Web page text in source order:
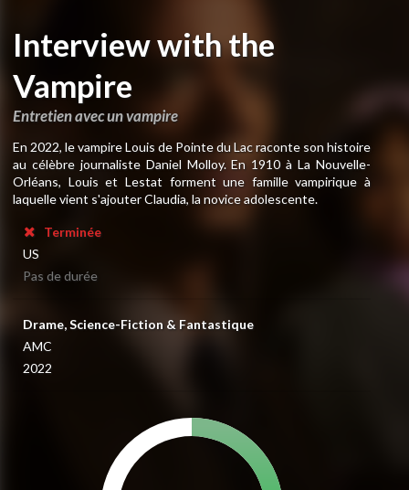
Interview with the
Vampire
Entretien avec un vampire
En 2022, le vampire Louis de Pointe du Lac raconte son histoire
au célèbre journaliste Daniel Molloy. En 1910 à La Nouvelle-
Orléans, Louis et Lestat forment une famille vampirique à
laquelle vient s'ajouter Claudia, la novice adolescente.
Terminée
US
Pas de durée
Drame, Science-Fiction & Fantastique
AMC
2022